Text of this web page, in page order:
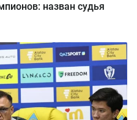
назван судья